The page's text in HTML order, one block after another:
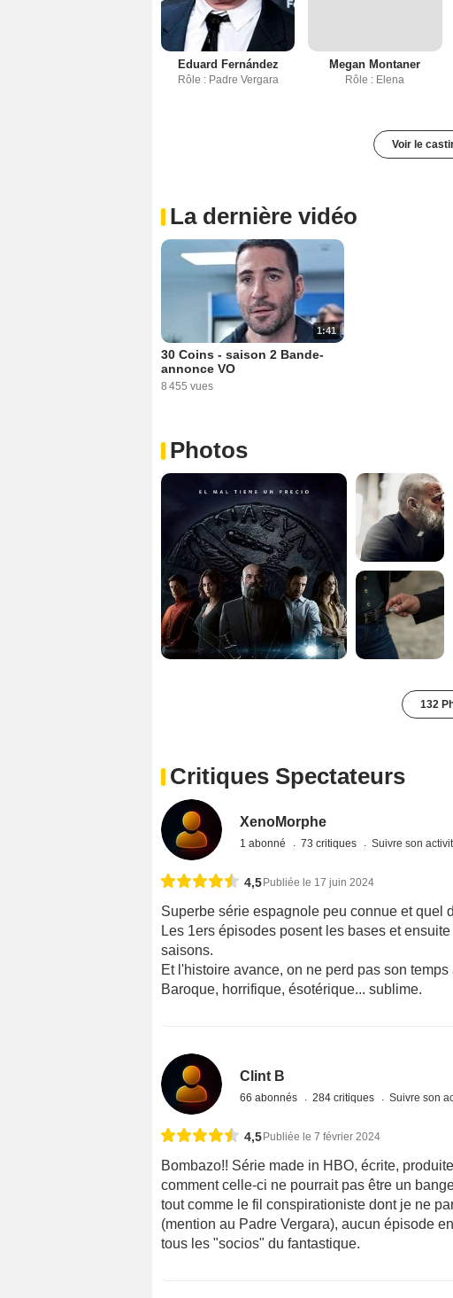
Eduard Fernández
Rôle : Padre Vergara
Megan Montaner
Rôle : Elena
Voir le
La dernière vidéo
1:41
30 Coins - saison 2 Bande-
annonce VO
8 455 vues
Photos
132
Critiques Spectateurs
XenoMorphe
1 abonné 73 critiques Suivre son
4,5Publiée le 17 juin 2024
Superbe série espagnole peu connue et quel
Les 1ers épisodes posent les bases et
saisons.
Et l'histoire avance, on ne perd pas son
Baroque, horrifique, ésotérique... sublime.
Clint B
66 abonnés 284 critiques Suivre son
4,5Publiée le 7 février 2024
Bombazo!! Série made in HBO, écrite,
comment celle-ci ne pourrait pas être un
tout comme le fil conspirationiste dont je ne
(mention au Padre Vergara), aucun épisode
tous les "socios" du fantastique.